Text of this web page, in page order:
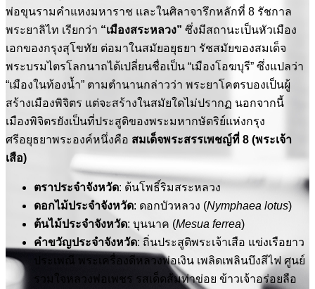
พ่อขุนรามคำแหงมหาราช และในศิลาจารึกหลักที่ 8 รัชกาล
พระยาลิไท เรียกว่า “เมืองสระหลวง” ซึ่งมีสถานะเป็นหัวเมือง
เอกของกรุงสุโขทัย ต่อมาในสมัยอยุธยา รัชสมัยของสมเด็จ
พระบรมไตรโลกนาถได้เปลี่ยนชื่อเป็น “เมืองโอฆบุรี” ซึ่งแปลว่า
“เมืองในท้องน้ำ” ตามตำนานกล่าวว่า พระยาโคตรบองเป็นผู้
สร้างเมืองพิจิตร แต่จะสร้างในสมัยใดไม่ปรากฏ นอกจากนี้
เมืองพิจิตรยังเป็นที่ประสูติของพระมหากษัตริย์แห่งกรุง
ศรีอยุธยาพระองค์หนึ่งคือ สมเด็จพระสรรเพชญ์ที่ 8 (พระเจ้า
เสือ)
ตราประจำจังหวัด: ต้นโพธิ์ริมสระหลวง
ดอกไม้ประจำจังหวัด: ดอกบัวหลวง (Nymphaea lotus)
ต้นไม้ประจำจังหวัด: บุนนาค (Mesua ferrea)
คำขวัญประจำจังหวัด: ถิ่นประสูติพระเจ้าเสือ แข่งเรือยาว
ประเพณี พระเครื่องดีหลวงพ่อเงิน เพลิดเพลินบึงสีไฟ ศูนย์
รวมใจหลวงพ่อเพชร รสเด็ดส้มท่าข่อย ข้าวเจ้าอร่อยลือ